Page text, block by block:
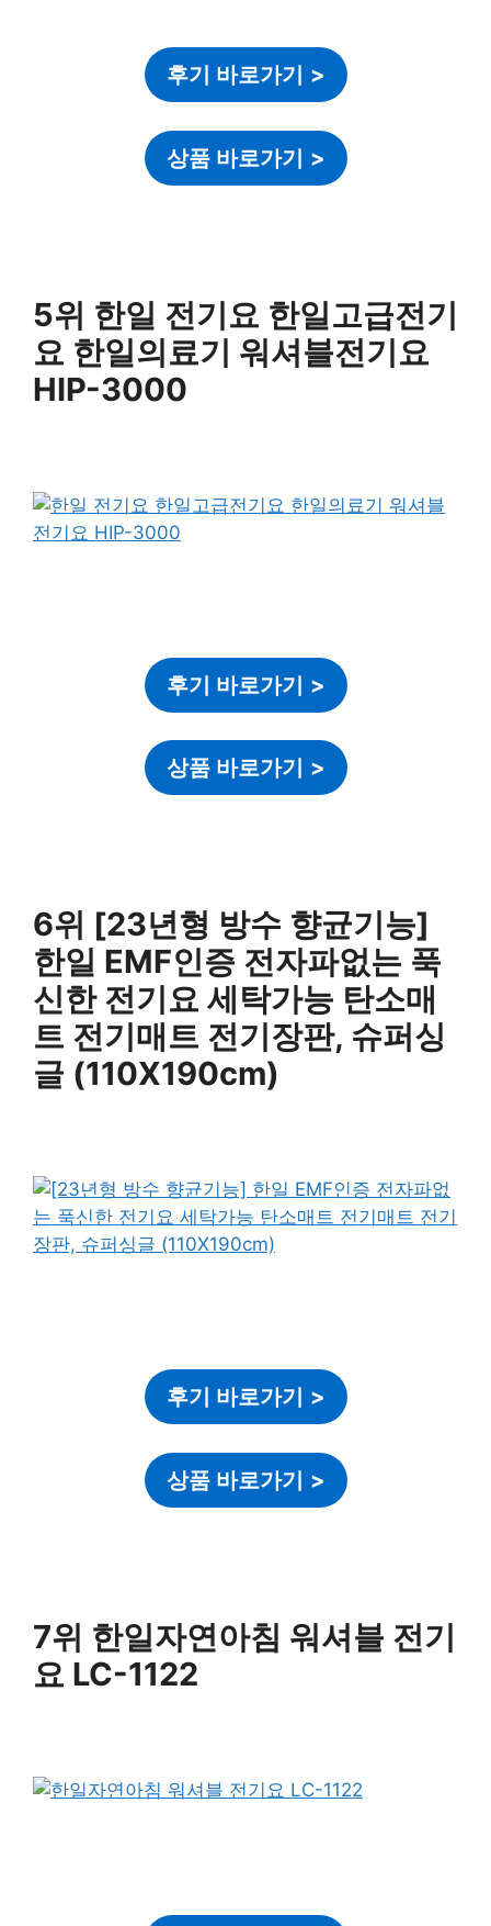
후기 바로가기 >
상품 바로가기 >
5위 한일 전기요 한일고급전기
요 한일의료기 워셔블전기요
HIP-3000
후기 바로가기 >
상품 바로가기 >
6위 [23년형 방수 향균기능]
한일 EMF인증 전자파없는 푹
신한 전기요 세탁가능 탄소매
트 전기매트 전기장판, 슈퍼싱
글 (110X190cm)
후기 바로가기 >
상품 바로가기 >
7위 한일자연아침 워셔블 전기
요 LC-1122